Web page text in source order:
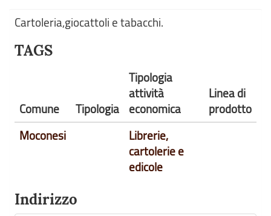
Cartoleria,giocattoli e tabacchi.
TAGS
Comune Tipologia
Tipologia
attività
economica
Linea di
prodotto
Moconesi
Librerie,
cartolerie e
edicole
Indirizzo